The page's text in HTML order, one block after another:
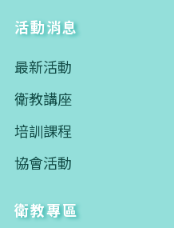
活動消息
最新活動
衛教講座
培訓課程
協會活動
衛教專區